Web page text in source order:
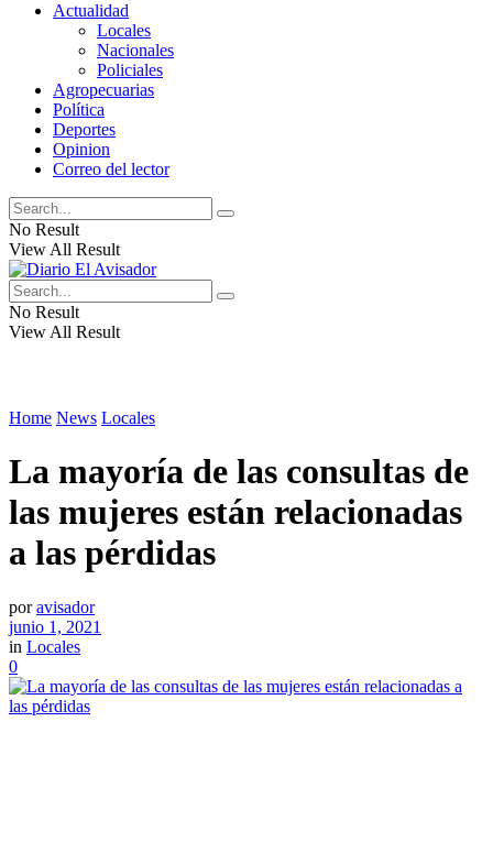
Actualidad
Locales
Nacionales
Policiales
Agropecuarias
Política
Deportes
Opinion
Correo del lector
No Result
View All Result
No Result
View All Result
Home News Locales
La mayoría de las consultas de
las mujeres están relacionadas
a las pérdidas
por avisador
junio 1, 2021
in Locales
0